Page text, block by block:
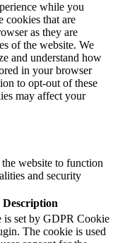
while you
cookies that are
as they are
of the website. We
and understand how
in your browser
to opt-out of these
may affect your
website to function
and security
Description
is set by GDPR Cookie
The cookie is used